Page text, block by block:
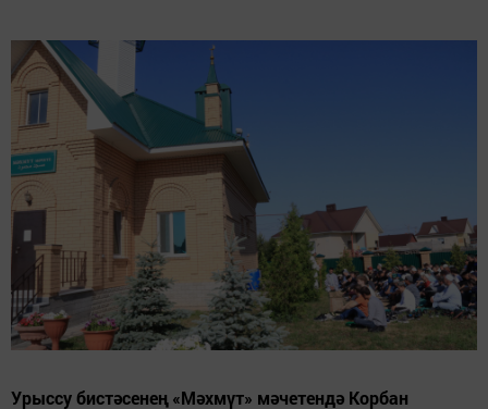
Урыссу бистәсенең «Мәхмүт» мәчетендә Корбан